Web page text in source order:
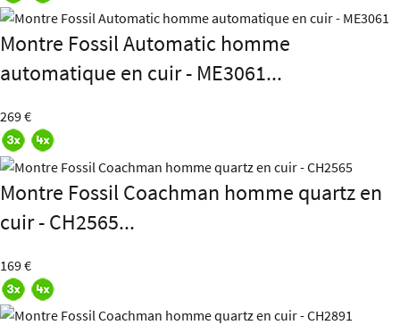
Montre Fossil Automatic homme
automatique en cuir - ME3061...
269 €
Montre Fossil Coachman homme quartz en
cuir - CH2565...
169 €